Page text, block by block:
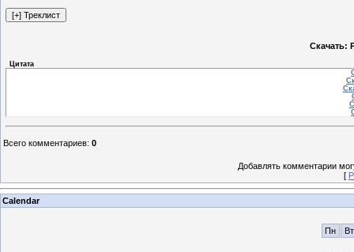
Скачать:
Цитата
Всего комментариев: 0
Добавлять комментарии
[
Calendar
Пн Вт